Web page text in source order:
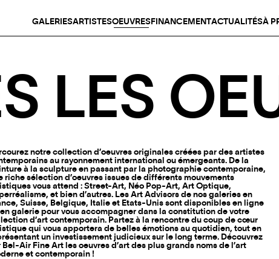
GALERIESARTISTESOEUVRESFINANCEMENTACTUALITÉSÀ
LES
notre collection d’oeuvres originales créées par des artistes
au rayonnement international ou émergeants. De la
à la sculpture en passant par la photographie contemporaine,
riche sélection d’oeuvres issues de différents mouvements
vous attend : Street-Art, Néo Pop-Art, Art Optique,
et bien d’autres. Les Art Advisors de nos galeries en
Suisse, Belgique, Italie et Etats-Unis sont disponibles en ligne
galerie pour vous accompagner dans la constitution de votre
d’art contemporain. Partez à la rencontre du coup de cœur
qui vous apportera de belles émotions au quotidien, tout en
un investissement judicieux sur le long terme. Découvrez
Bel-Air Fine Art les oeuvres d’art des plus grands noms de l’art
et contemporain !